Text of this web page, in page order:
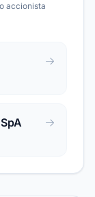
accionista